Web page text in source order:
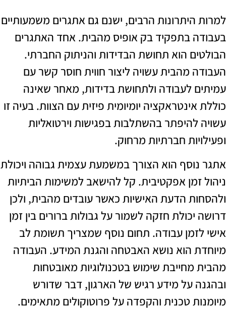
הרבים, ישנם גם אתגרים משמעותיים
בתפקיד בק אופיס מהבית. אחד האתגרים
הוא תחושת הבדידות והניתוק החברתי.
מהבית עשויה ליצור חווית חוסר קשר עם
לעבודה ולתחושת בדידות, מאחר שאינה
יומיומית פיזית עם הצוות. בעיה זו
בהשתלבות בפגישות וירטואליות
חברתיות מרחוק.
הוא הצורך במשמעת עצמית גבוהה ויכולת
אפקטיבית. קל להישאב למשימות הביתיות
הדעת האישיות כאשר עובדים מהבית, ולכן
חזקה לשמור על גבולות ברורים בין זמן
עבודה. תחום נוסף שמצריך תשומת לב
הוא נושא האבטחה והגנת המידע. העבודה
שימוש בטכנולוגיות מאובטחות
על מידע רגיש של הארגון, דבר שדורש
טכנית והקפדה על פרוטוקולים מתאימים.